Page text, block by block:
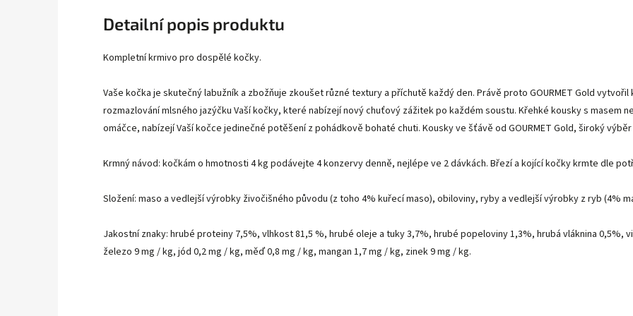
Detailní popis produktu
Kompletní krmivo pro dospělé kočky.
Vaše kočka je skutečný labužník a zbožňuje zkoušet různé textury a příchutě každý den. Právě proto GOURMET Gold
rozmazlování mlsného jazýčku Vaší kočky, které nabízejí nový chuťový zážitek po každém soustu. Křehké kousky s masem
omáčce, nabízejí Vaší kočce jedinečné potěšení z pohádkově bohaté chuti. Kousky ve šťávě od GOURMET Gold, široký
Krmný návod: kočkám o hmotnosti 4 kg podávejte 4 konzervy denně, nejlépe ve 2 dávkách. Březí a kojící kočky krmte dle
Složení: maso a vedlejší výrobky živočišného původu (z toho 4% kuřecí maso), obiloviny, ryby a vedlejší výrobky z ryb (4%
Jakostní znaky: hrubé proteiny 7,5%, vlhkost 81,5 %, hrubé oleje a tuky 3,7%, hrubé popeloviny 1,3%, hrubá vláknina 0,5%,
železo 9 mg / kg, jód 0,2 mg / kg, měď 0,8 mg / kg, mangan 1,7 mg / kg, zinek 9 mg / kg.